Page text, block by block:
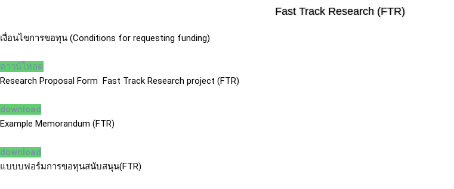
Fast Track Research (FTR)
เงื่อนไขการขอทุน (Conditions for requesting funding)
ดาวน์โหลด
Research Proposal Form Fast Track Research project (FTR)
download
Example Memorandum (FTR)
download
แบบบฟอร์มการขอทุนสนับสนุน(FTR)